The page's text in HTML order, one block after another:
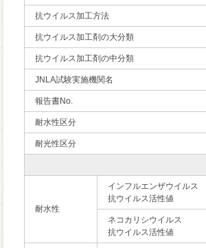
抗ウイルス加工方法
抗ウイルス加工剤の大分類
抗ウイルス加工剤の中分類
JNLA試験実施機関名
報告書No.
耐水性区分
耐光性区分
耐水性
インフルエンザウイルス
抗ウイルス活性値
ネコカリシウイルス
抗ウイルス活性値